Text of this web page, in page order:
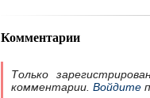
Комментарии
Только
комментарии. Войдите